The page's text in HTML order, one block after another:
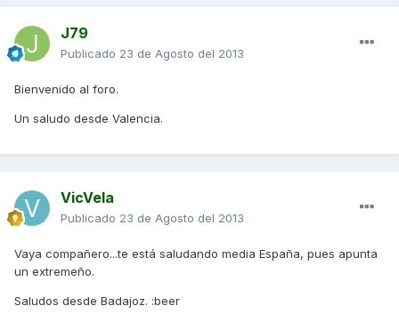
J79
Publicado 23 de Agosto del 2013
Bienvenido al foro.
Un saludo desde Valencia.
VicVela
Publicado 23 de Agosto del 2013
Vaya compañero...te está saludando media España, pues apunta
un extremeño.
Saludos desde Badajoz. :beer